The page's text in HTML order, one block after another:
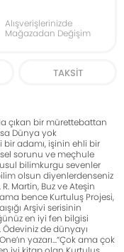
Alışverişlerinizde
Mağazadan Değişim
TAKSIT
çıkan bir mürettebattan
Dünya yok
bir adamı, işinin ehli bir
sorunu ve meçhule
bilimkurgu sevenler
olsun diyenlerdenseniz
Martin, Buz ve Ateşin
ama bence Kurtuluş Projesi,
Arşivi serisinin
en iyi fen bilgisi
de dünyayı
yazarı...“Çok ama çok